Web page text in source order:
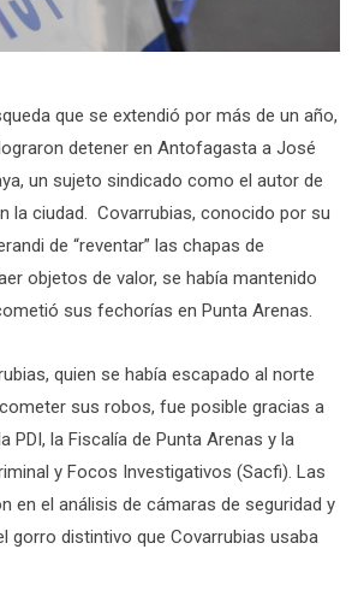
que se extendió por más de un año,
detener en Antofagasta a José
un sujeto sindicado como el autor de
la ciudad. Covarrubias, conocido por su
de “reventar” las chapas de
objetos de valor, se había mantenido
sus fechorías en Punta Arenas.
quien se había escapado al norte
sus robos, fue posible gracias a
PDI, la Fiscalía de Punta Arenas y la
y Focos Investigativos (Sacfi). Las
en el análisis de cámaras de seguridad y
gorro distintivo que Covarrubias usaba